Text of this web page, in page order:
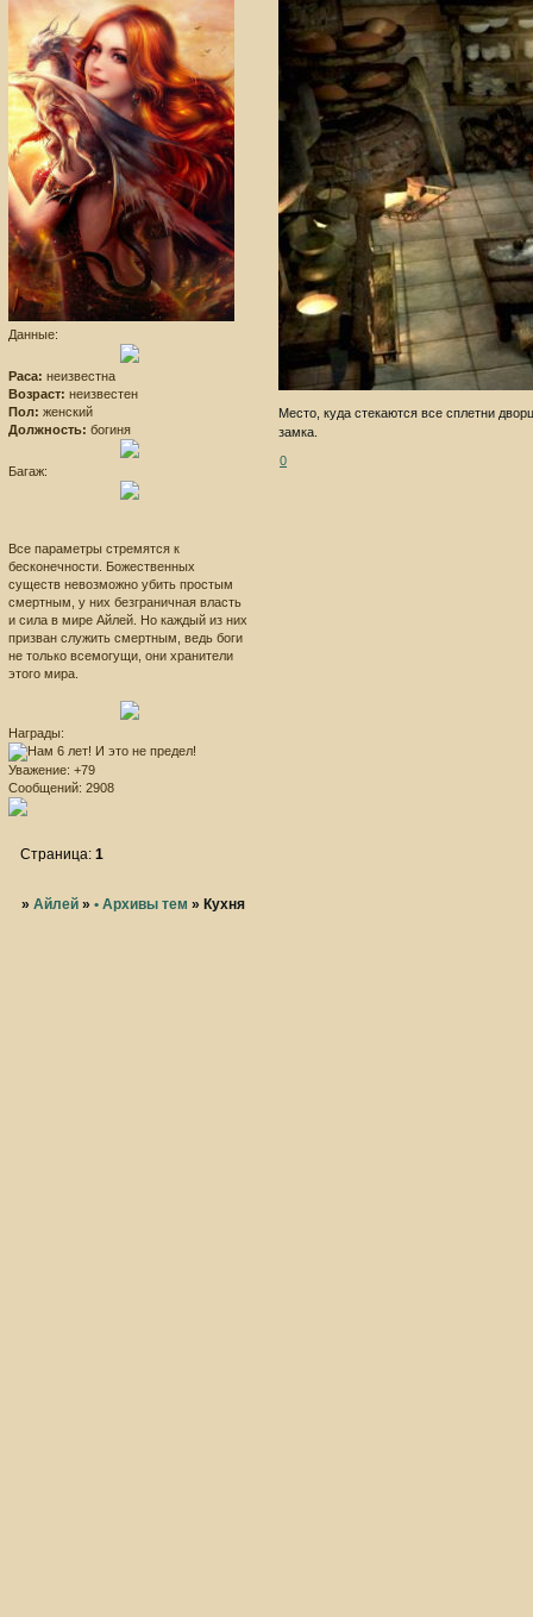
Данные:
Раса: неизвестна
Возраст: неизвестен
Пол: женский
Должность: богиня
Багаж:
Все параметры стремятся к
бесконечности. Божественных
существ невозможно убить простым
смертным, у них безграничная власть
и сила в мире Айлей. Но каждый из них
призван служить смертным, ведь боги
не только всемогущи, они хранители
этого мира.
Награды:
Уважение: +79
Сообщений: 2908
Место, куда стекаются все сплетни
замка.
0
Страница:1
»Айлей »• Архивы тем » Кухня